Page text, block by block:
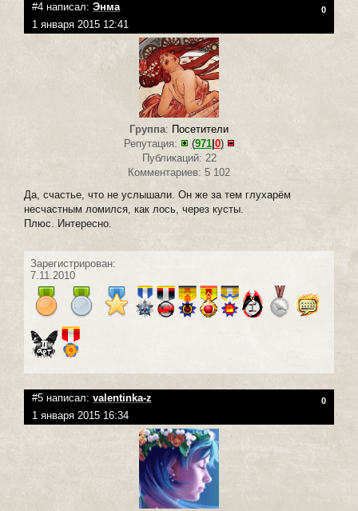
#4 написал: Энма 0
1 января 2015 12:41
Группа: Посетители
Репутация:
(971| 0)
Публикаций: 22
Комментариев: 5 102
Да, счастье, что не услышали. Он же за тем глухарём
несчастным ломился, как лось, через кусты.
Плюс. Интересно.
Зарегистрирован:
7.11.2010
#5 написал: valentinka-z 0
1 января 2015 16:34